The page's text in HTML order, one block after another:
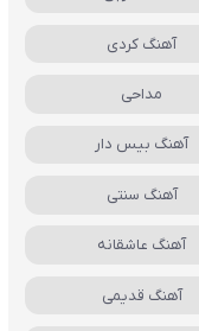
آهنگ کردی
مداحی
آهنگ بیس دار
آهنگ سنتی
آهنگ عاشقانه
آهنگ قدیمی